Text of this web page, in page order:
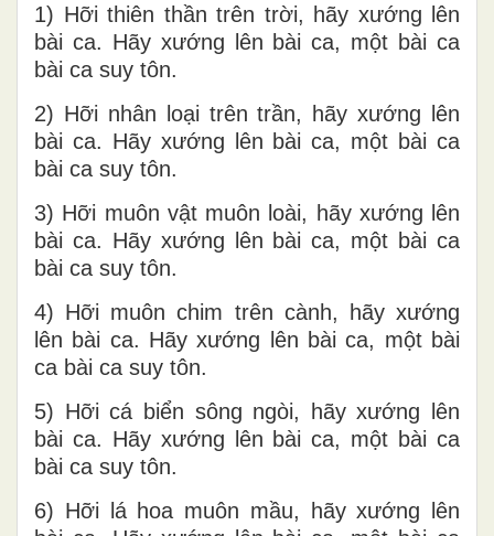
1) Hỡi thiên thần trên trời, hãy xướng lên
bài ca. Hãy xướng lên bài ca, một bài ca
bài ca suy tôn.
2) Hỡi nhân loại trên trần, hãy xướng lên
bài ca. Hãy xướng lên bài ca, một bài ca
bài ca suy tôn.
3) Hỡi muôn vật muôn loài, hãy xướng lên
bài ca. Hãy xướng lên bài ca, một bài ca
bài ca suy tôn.
4) Hỡi muôn chim trên cành, hãy xướng
lên bài ca. Hãy xướng lên bài ca, một bài
ca bài ca suy tôn.
5) Hỡi cá biển sông ngòi, hãy xướng lên
bài ca. Hãy xướng lên bài ca, một bài ca
bài ca suy tôn.
6) Hỡi lá hoa muôn mầu, hãy xướng lên